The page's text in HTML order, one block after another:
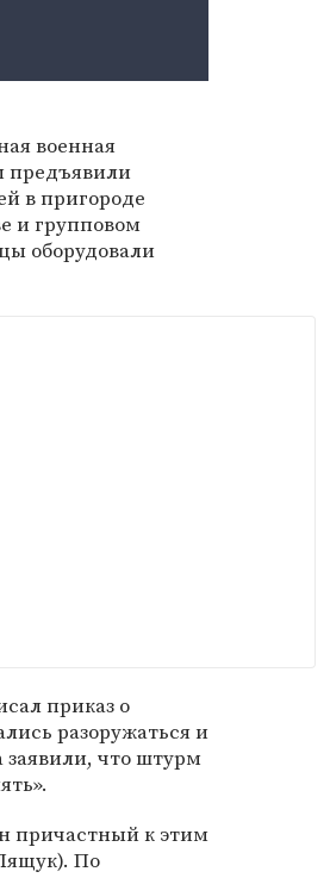
военная
предъявили
в пригороде
и групповом
оборудовали
приказ о
разоружаться и
что штурм
причастный к этим
По